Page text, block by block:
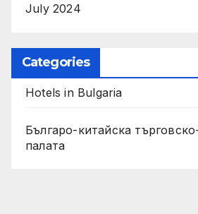
July 2024
Categories
Hotels in Bulgaria
Българо-китайска
палата